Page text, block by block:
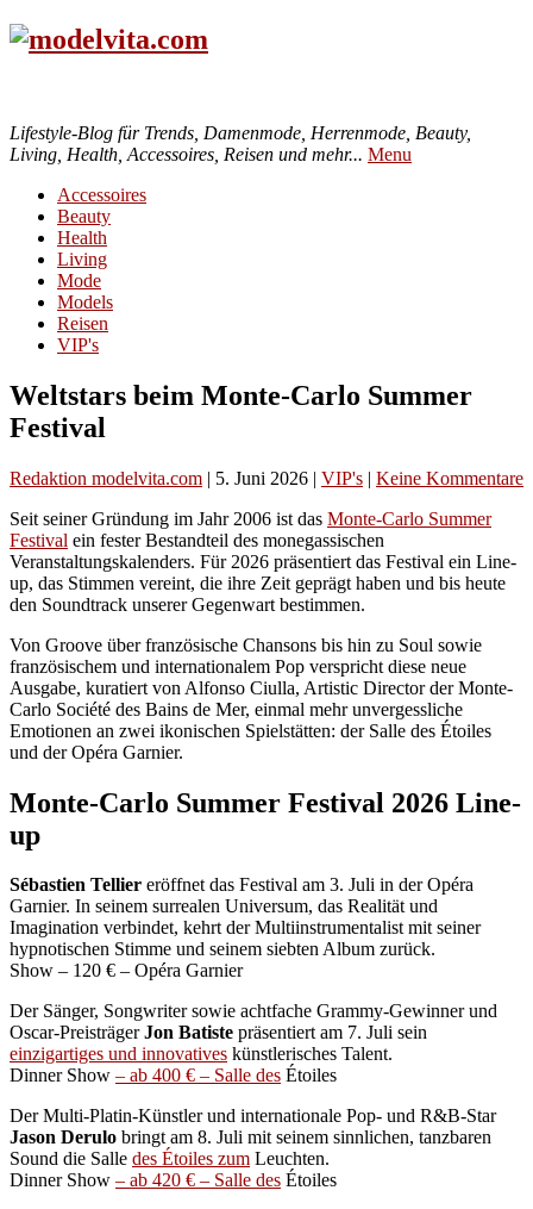
Lifestyle-Blog für Trends, Damenmode, Herrenmode, Beauty,
Living, Health, Accessoires, Reisen und mehr... Menu
Accessoires
Beauty
Health
Living
Mode
Models
Reisen
VIP's
Weltstars beim Monte-Carlo Summer
Festival
Redaktion modelvita.com | 5. Juni 2026 | VIP's | Keine Kommentare
Seit seiner Gründung im Jahr 2006 ist das Monte-Carlo Summer
Festival ein fester Bestandteil des monegassischen
Veranstaltungskalenders. Für 2026 präsentiert das Festival ein Line-
up, das Stimmen vereint, die ihre Zeit geprägt haben und bis heute
den Soundtrack unserer Gegenwart bestimmen.
Von Groove über französische Chansons bis hin zu Soul sowie
französischem und internationalem Pop verspricht diese neue
Ausgabe, kuratiert von Alfonso Ciulla, Artistic Director der Monte-
Carlo Société des Bains de Mer, einmal mehr unvergessliche
Emotionen an zwei ikonischen Spielstätten: der Salle des Étoiles
und der Opéra Garnier.
Monte-Carlo Summer Festival 2026 Line-
up
Sébastien Tellier eröffnet das Festival am 3. Juli in der Opéra
Garnier. In seinem surrealen Universum, das Realität und
Imagination verbindet, kehrt der Multiinstrumentalist mit seiner
hypnotischen Stimme und seinem siebten Album zurück.
Show – 120 € – Opéra Garnier
Der Sänger, Songwriter sowie achtfache Grammy-Gewinner und
Oscar-PreisträgerJon Batiste präsentiert am 7. Juli sein
einzigartiges und innovatives künstlerisches Talent.
Dinner Show – ab 400 € – Salle des Étoiles
Der Multi-Platin-Künstler und internationale Pop- und R&B-Star
Jason Derulo bringt am 8. Juli mit seinem sinnlichen, tanzbaren
Sound die Salle des Étoiles zum Leuchten.
Dinner Show – ab 420 € – Salle des Étoiles